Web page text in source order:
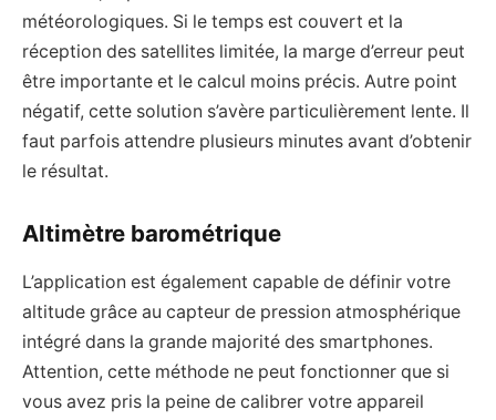
météorologiques. Si le temps est couvert et la
réception des satellites limitée, la marge d’erreur peut
être importante et le calcul moins précis. Autre point
négatif, cette solution s’avère particulièrement lente. Il
faut parfois attendre plusieurs minutes avant d’obtenir
le résultat.
Altimètre barométrique
L’application est également capable de définir votre
altitude grâce au capteur de pression atmosphérique
intégré dans la grande majorité des smartphones.
Attention, cette méthode ne peut fonctionner que si
vous avez pris la peine de calibrer votre appareil